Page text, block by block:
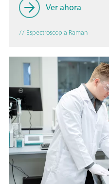
Ver ahora
// Espectroscopia Raman